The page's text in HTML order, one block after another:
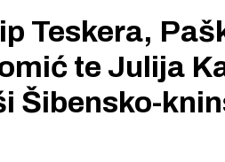
Teskera,
te Julija
Šibensko-